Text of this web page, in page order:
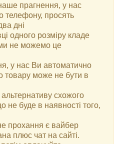
прагнення, у нас
телефону, просять
дні
одного розміру кладе
не можемо це
у нас Ви автоматично
товару може не бути в
схожого
не буде в наявності того,
прохання є вайбер
плюс чат на сайті.